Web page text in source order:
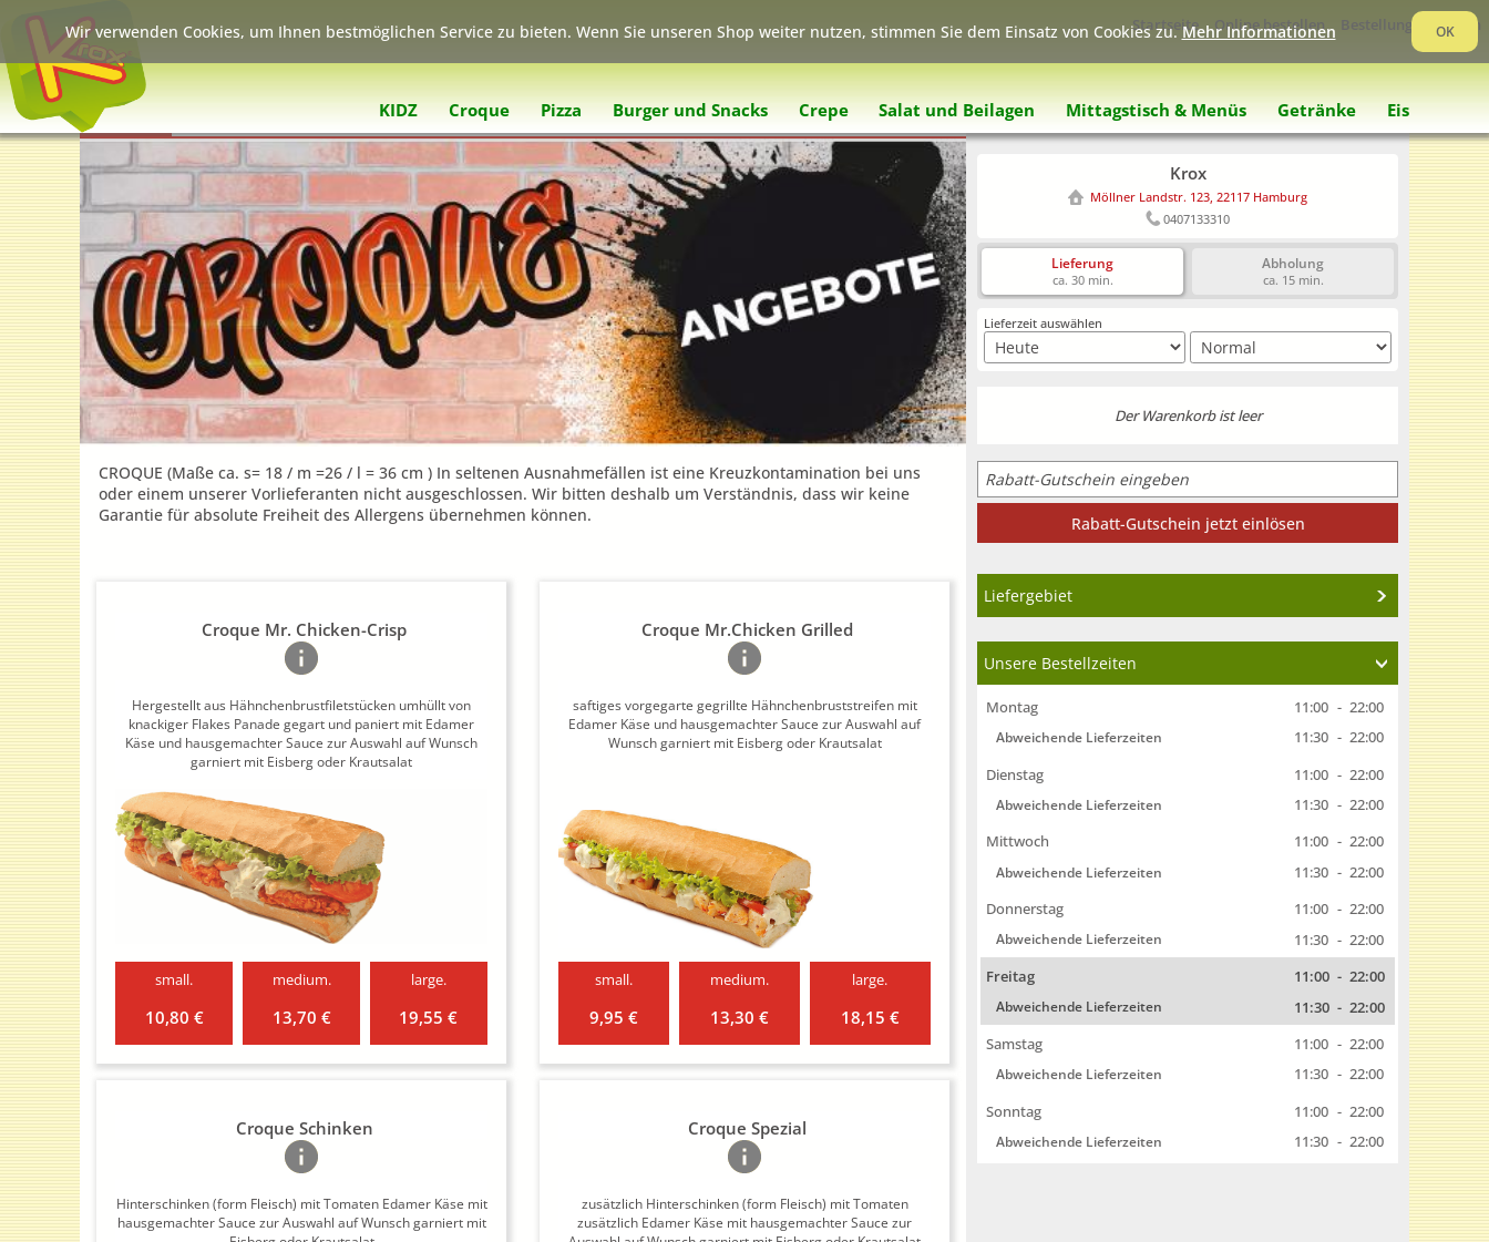
Startseite Online bestellen Bestellung verfolgen
KIDZ Croque Pizza Burger und Snacks Crepe Salat und Beilagen Mittagstisch & Menüs Getränke Eis
Croque
CROQUE (Maße ca. s= 18 / m =26 / l = 36 cm ) In seltenen Ausnahmefällen ist eine Kreuzkontamination bei uns
oder einem unserer Vorlieferanten nicht ausgeschlossen. Wir bitten deshalb um Verständnis, dass wir keine
Garantie für absolute Freiheit des Allergens übernehmen können.
Croque Mr. Chicken-Crisp
Hergestellt aus Hähnchenbrustfiletstücken umhüllt von
knackiger Flakes Panade gegart und paniert mit Edamer
Käse und hausgemachter Sauce zur Auswahl auf Wunsch
garniert mit Eisberg oder Krautsalat
small.
10,80 €
medium.
13,70 €
large.
19,55 €
Croque Mr.Chicken Grilled
saftiges vorgegarte gegrillte Hähnchenbruststreifen mit
Edamer Käse und hausgemachter Sauce zur Auswahl auf
Wunsch garniert mit Eisberg oder Krautsalat
small.
9,95 €
medium.
13,30 €
large.
18,15 €
Croque Schinken
Hinterschinken (form Fleisch) mit Tomaten Edamer Käse mit
hausgemachter Sauce zur Auswahl auf Wunsch garniert mit
Croque Spezial
zusätzlich Hinterschinken (form Fleisch) mit Tomaten
zusätzlich Edamer Käse mit hausgemachter Sauce zur
Warenkorb
Krox
Möllner Landstr. 123, 22117 Hamburg
0407133310
Lieferung
ca. 30 min.
Abholung
ca. 15 min.
Lieferzeit auswählen
Der Warenkorb ist leer
Rabatt-Gutschein jetzt einlösen
Liefergebiet
Unsere Bestellzeiten
Montag 11:00 - 22:00
Abweichende Lieferzeiten 11:30 - 22:00
Dienstag
11:00 - 22:00
Abweichende Lieferzeiten 11:30 - 22:00
Mittwoch
11:00 - 22:00
Abweichende Lieferzeiten 11:30 - 22:00
Donnerstag
11:00 - 22:00
Abweichende Lieferzeiten 11:30 - 22:00
Freitag
11:00 - 22:00
Abweichende Lieferzeiten 11:30 - 22:00
Samstag
11:00 - 22:00
Abweichende Lieferzeiten 11:30 - 22:00
Sonntag
11:00 - 22:00
Abweichende Lieferzeiten 11:30 - 22:00
Wir verwenden Cookies, um Ihnen bestmöglichen Service zu bieten. Wenn Sie unseren Shop weiter nutzen, stimmen Sie dem Einsatz von Cookies zu.Mehr Informationen OK